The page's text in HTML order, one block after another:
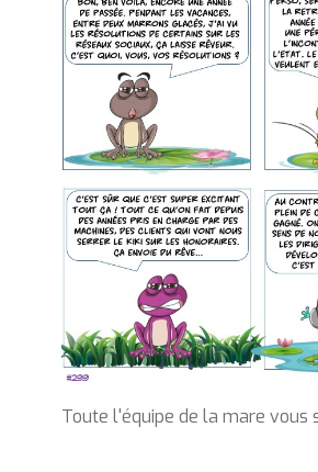
Toute l'équipe de la mare vous